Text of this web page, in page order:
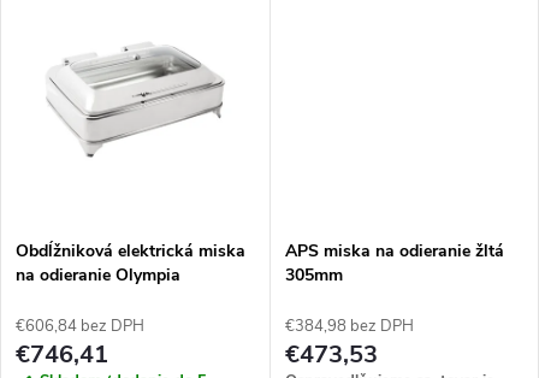
Obdĺžniková elektrická miska
na odieranie Olympia
€606,84 bez DPH
€746,41
APS miska na odieranie žltá
305mm
€384,98 bez DPH
€473,53